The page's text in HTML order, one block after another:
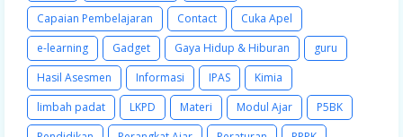
Capaian Pembelajaran
Contact
Cuka Apel
e-learning
Gadget Gaya Hidup & Hiburan
guru
Hasil Asesmen
Informasi IPAS
Kimia
limbah padat
LKPD Materi Modul Ajar
P5BK